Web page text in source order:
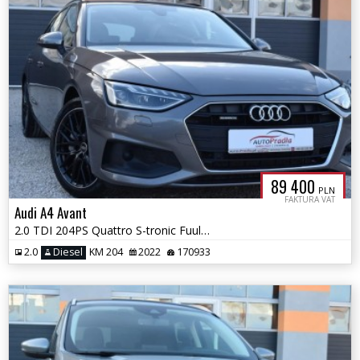
89 400 PLN
FAKTURA VAT
Audi A4 Avant
2.0 TDI 204PS Quattro S-tronic Fuul Ledy Matrix Łopatki VAT-23%
2.0 Diesel KM 204 2022 170933